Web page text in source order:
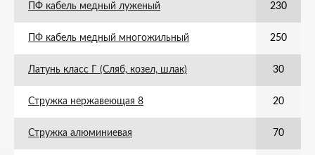
ПФ кабель медный луженый 230
ПФ кабель медный многожильный 250
Латунь класс Г (Сляб, козел, шлак) 30
Стружка нержавеющая 8 20
Стружка алюминиевая 70